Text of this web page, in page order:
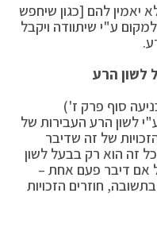
יאמין להם [כגון שיחפש
ע"י שיתוודה ויקבל
לשון הרע
סוף פרק ז')
לשון הרע העבירות של
של זה שדיבר
זה הוא רק בבעל לשון
אם דיבר פעם אחת –
חוזרים הזכויות